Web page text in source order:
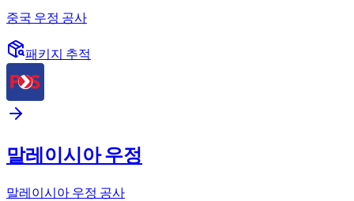
중국 우정 공사
패키지 추적
말레이시아 우정
말레이시아 우정 공사